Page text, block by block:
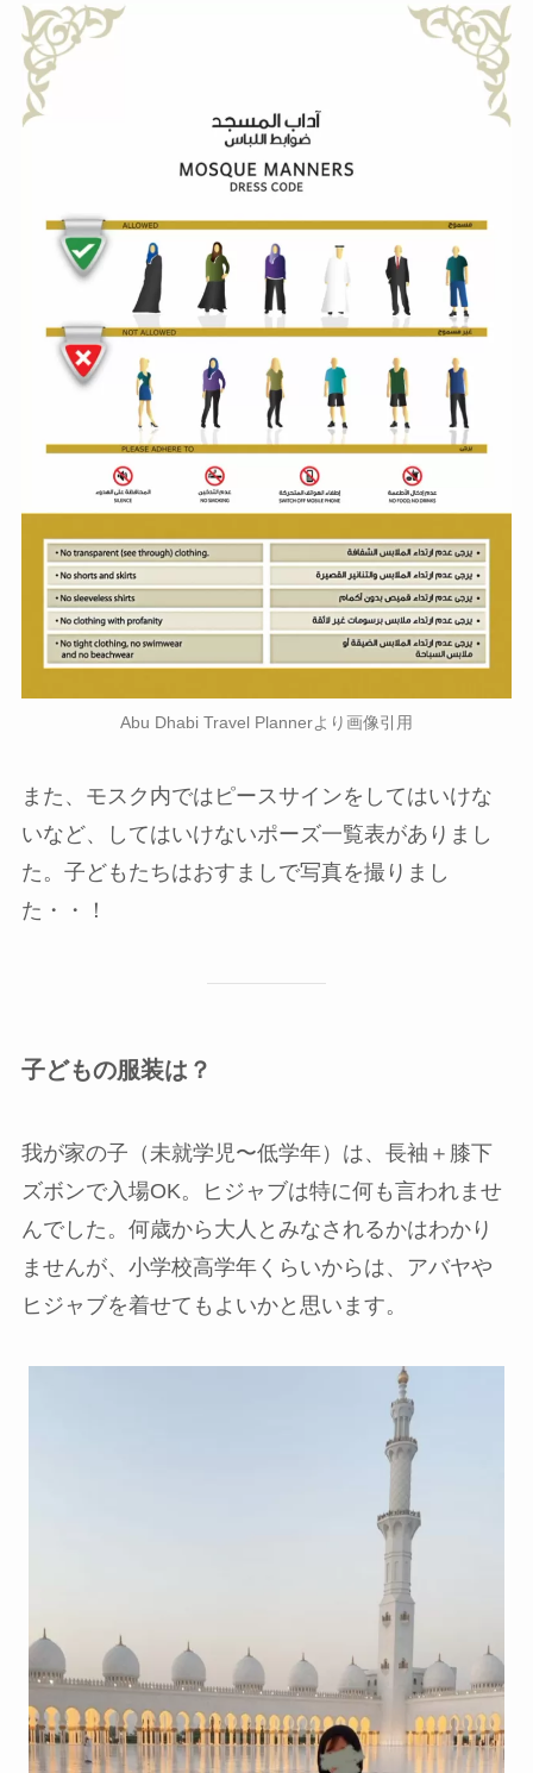
Abu Dhabi Travel Plannerより画像引用
また、モスク内ではピースサインをしてはいけな
いなど、してはいけないポーズ一覧表がありまし
た。子どもたちはおすましで写真を撮りまし
た・・！
子どもの服装は？
我が家の子（未就学児〜低学年）は、長袖＋膝下
ズボンで入場OK。ヒジャブは特に何も言われませ
んでした。何歳から大人とみなされるかはわかり
ませんが、小学校高学年くらいからは、アバヤや
ヒジャブを着せてもよいかと思います。